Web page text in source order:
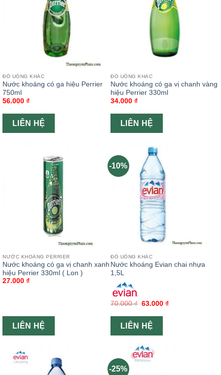
ĐỒ UỐNG KHÁC
Nước khoáng có ga hiệu Perrier
750ml
56.000 ₫
LIÊN HỆ
ĐỒ UỐNG KHÁC
Nước khoáng có ga vị chanh vàng
hiệu Perrier 330ml
34.000 ₫
LIÊN HỆ
NƯỚC KHOÁNG PERRIER
Nước khoáng có ga vị chanh xanh
hiệu Perrier 330ml ( Lon )
27.000 ₫
LIÊN HỆ
-10%
ĐỒ UỐNG KHÁC
Nước khoáng Evian chai nhựa
1,5L
70.000₫ 63.000₫
LIÊN HỆ
-25%